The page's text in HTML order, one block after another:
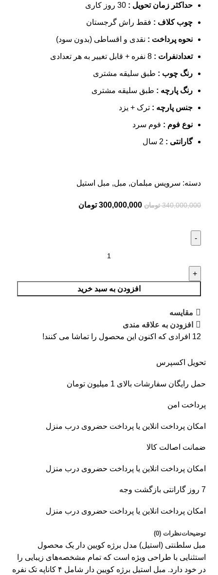
حداکثر زمان تحویل :
چوب کلاف : فقط راش گرجستان
نحوه پرداخت : نقدی و اقساطی (بدون سود)
تعدادنفرات :
رنگ چوب : طبق سلیقه مشتری
رنگ پارچه : طبق سلیقه مشتری
جنس پارچه : ترک + یزد
نوع فوم : فوم سرد
گارانتی :
دسته: سرویس مبلمان, مبل, مبل استیل
340,000,000 تومان 300,000,000 تومان
افزودن به سبد خرید
مقايسه
افزودن به علاقه مندی
12 افرادی که اکنون این محصول را تماشا می کنند!
تحویل اکسپرس
حمل رایگان سفارشات بالای 1 میلیون تومان
پرداخت امن
امکان پرداخت انلاین یا پرداخت حضروی درب منزل
ضمانت اصالت کالا
امکان پرداخت انلاین یا پرداخت حضروی درب منزل
7 روز گارانتی بازگشت وجه
امکان پرداخت انلاین یا پرداخت حضروی درب منزل
توضیحاتنظرات (0)
مبل سلطنتی (استیل) مدل برژه کویین دار یک محصول
استثنایی با طراحی ویژه است که تمام مشخصه‌های زیبایی را
در خود دارد. مبل استیل برژه کویین دار شامل ۴ کاناپه تک نفره